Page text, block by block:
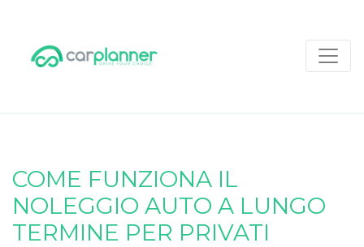
COME FUNZIONA IL
NOLEGGIO AUTO A LUNGO
TERMINE PER PRIVATI